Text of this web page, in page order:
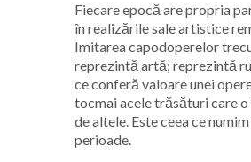
Fiecare epocă are propria
în realizările sale artistice
Imitarea capodoperelor
reprezintă artă; reprezintă
ce conferă valoare unei
tocmai acele trăsături care
de altele. Este ceea ce
perioade.